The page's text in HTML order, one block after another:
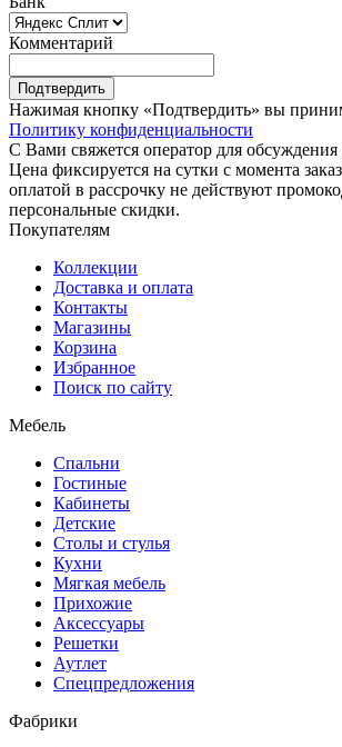
Комментарий
Подтвердить
Нажимая кнопку «Подтвердить» вы
Политику конфиденциальности
С Вами свяжется оператор для обсуждения
Цена фиксируется на сутки с момента
оплатой в рассрочку не действуют
персональные скидки.
Покупателям
Коллекции
Доставка и оплата
Контакты
Магазины
Корзина
Избранное
Поиск по сайту
Мебель
Спальни
Гостиные
Кабинеты
Детские
Столы и стулья
Кухни
Мягкая мебель
Прихожие
Аксессуары
Решетки
Аутлет
Спецпредложения
Фабрики